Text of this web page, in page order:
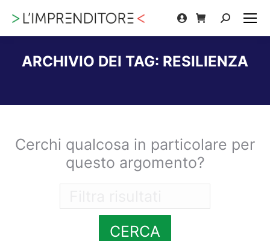
Cerca:
ARCHIVIO DEI TAG: RESILIENZA
Cerchi qualcosa in particolare per
questo argomento?
CERCA